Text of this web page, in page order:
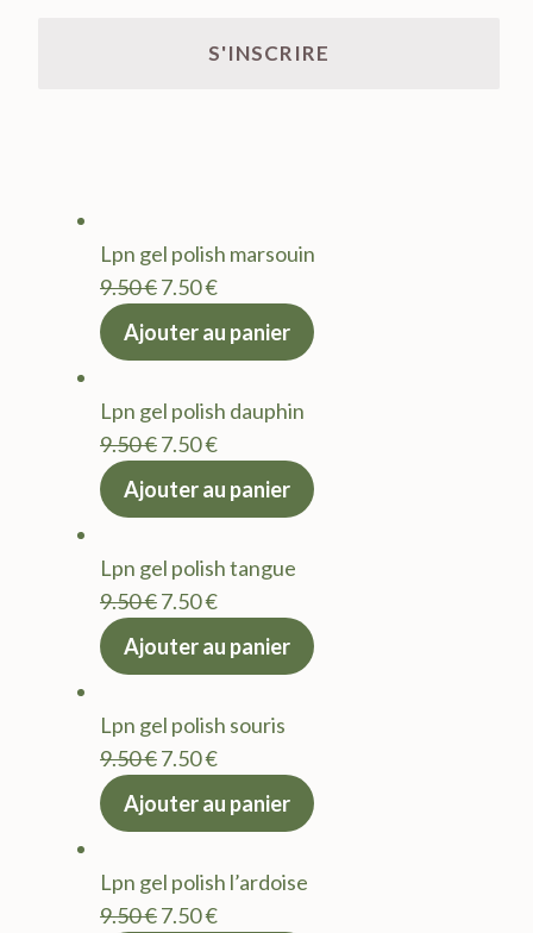
Lpn gel polish marsouin
9.50€Le
prix
9.50 €.
7.50€Le
actuel
7.50 €.
Ajouter au panier
Lpn gel polish dauphin
9.50€Le
prix
9.50 €.
7.50€Le
actuel
7.50 €.
Ajouter au panier
Lpn gel polish tangue
9.50€Le
prix
9.50 €.
7.50€Le
actuel
7.50 €.
Ajouter au panier
Lpn gel polish souris
9.50€Le
prix
9.50 €.
7.50€Le
actuel
7.50 €.
Ajouter au panier
Lpn gel polish l’ardoise
9.50€Le
7.50€Le